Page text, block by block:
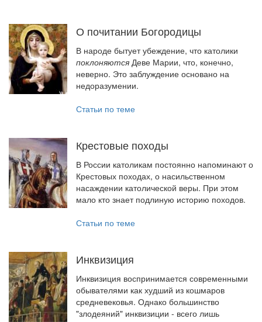
О почитании Богородицы
В народе бытует убеждение, что католики
поклоняются Деве Марии, что, конечно,
неверно. Это заблуждение основано на
недоразумении.
Статьи по теме
Крестовые походы
В России католикам постоянно напоминают о
Крестовых походах, о насильственном
насаждении католической веры. При этом
мало кто знает подлиную историю походов.
Статьи по теме
Инквизиция
Инквизиция воспринимается современными
обывателями как худший из кошмаров
средневековья. Однако большинство
"злодеяний" инквизиции - всего лишь